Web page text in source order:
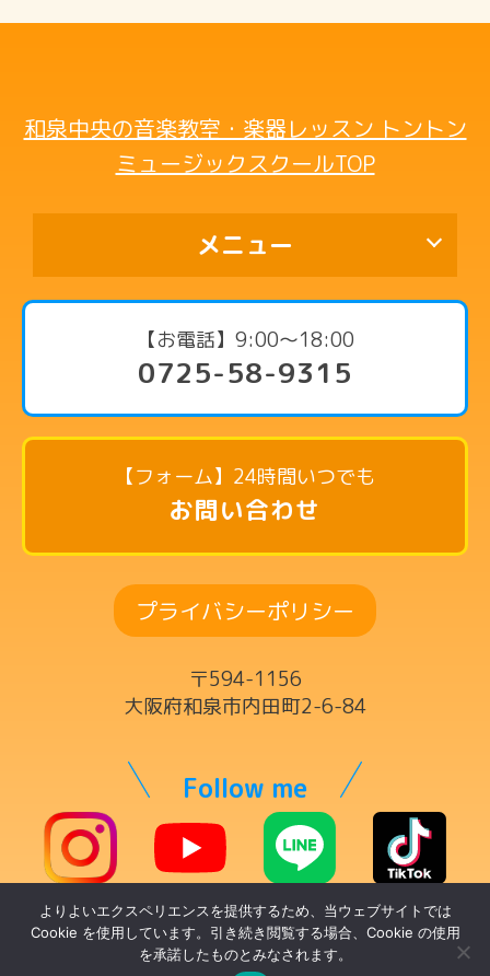
和泉中央の音楽教室・楽器レッスン トントン
ミュージックスクールTOP
メニュー
代表挨拶
コース・料金案内
ピアノコース
リトミックコース
英語リトミックコース
ドラムコース
ボーカルコース
ギター・ウクレレ・ベースコース
キーボードコース
ママの為の英語コース
チケット制レッスン
講師一覧
【お電話】9:00〜18:00
0725-58-9315
【フォーム】24時間いつでも
お問い合わせ
プライバシーポリシー
〒594-1156
大阪府和泉市内田町2-6-84
Follow me
© トントンミュージックスクール
よりよいエクスペリエンスを提供するため、当ウェブサイトでは
Cookie を使用しています。引き続き閲覧する場合、Cookie の使用
を承諾したものとみなされます。